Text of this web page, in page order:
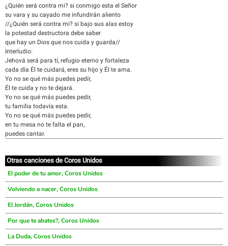
¿Quién será contra mi? si conmigo esta el Señor
su vara y su cayado me infundirán aliento
//¿Quién será contra mi? si bajo sus alas estoy
la potestad destructora debe saber
que hay un Dios que nos cuida y guarda//
Interludio:
Jehová será para tí, refugio eterno y fortaleza
cada día Él te cuidará, eres su hijo y Él te ama.
Yo no se qué más puedes pedír,
Él te cuida y no te dejará.
Yo no se qué más puedes pedir,
tu familia todavía esta.
Yo no se qué más puedes pedir,
en tu mesa no te falta el pan,
puedes cantar.
Otras canciones de Coros Unidos
El poder de tu amor, Coros Unidos
Volviendo a nacer, Coros Unidos
El Jordán, Coros Unidos
Por que te abates?, Coros Unidos
La Duda, Coros Unidos